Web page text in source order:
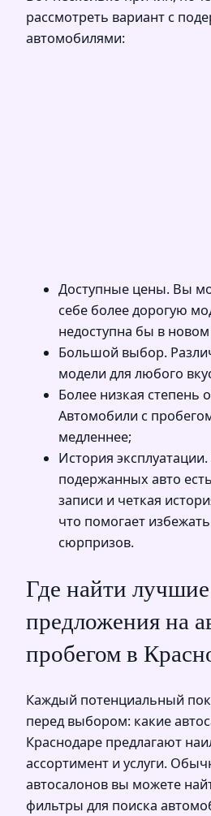
рассмотреть вариант с
автомобилями:
Доступные цены. Вы
себе более дорогую
недоступна бы в
Большой выбор.
модели для любого
Более низкая степень
Автомобили с
медленнее;
История эксплуатации.
подержанных авто
записи и четкая
что помогает
сюрпризов.
Где найти лучшие
предложения на
пробегом в
Каждый потенциальный
перед выбором: какие
Краснодаре предлагают
ассортимент и услуги.
автосалонов вы можете
фильтры для поиска